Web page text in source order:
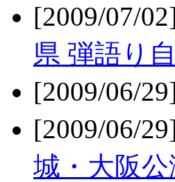
[2009/07/
県 弾語り
[2009/06/
[2009/06/
城・大阪